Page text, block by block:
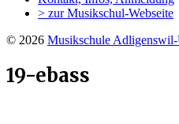
> zur Musikschul-Webseite
© 2026 Musikschule
19-ebass